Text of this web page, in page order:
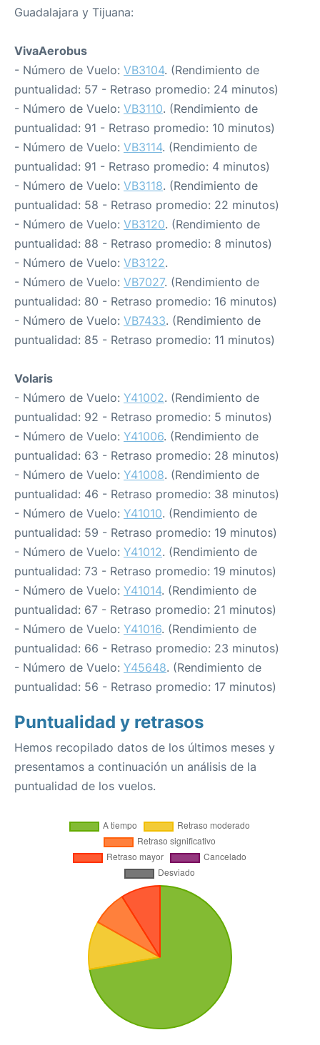
Guadalajara y Tijuana:
VivaAerobus
- Número de Vuelo: VB3104. (Rendimiento de
puntualidad: 57 - Retraso promedio: 24 minutos)
- Número de Vuelo: VB3110. (Rendimiento de
puntualidad: 91 - Retraso promedio: 10 minutos)
- Número de Vuelo: VB3114. (Rendimiento de
puntualidad: 91 - Retraso promedio: 4 minutos)
- Número de Vuelo: VB3118. (Rendimiento de
puntualidad: 58 - Retraso promedio: 22 minutos)
- Número de Vuelo: VB3120. (Rendimiento de
puntualidad: 88 - Retraso promedio: 8 minutos)
- Número de Vuelo: VB3122.
- Número de Vuelo: VB7027. (Rendimiento de
puntualidad: 80 - Retraso promedio: 16 minutos)
- Número de Vuelo: VB7433. (Rendimiento de
puntualidad: 85 - Retraso promedio: 11 minutos)
Volaris
- Número de Vuelo: Y41002. (Rendimiento de
puntualidad: 92 - Retraso promedio: 5 minutos)
- Número de Vuelo: Y41006. (Rendimiento de
puntualidad: 63 - Retraso promedio: 28 minutos)
- Número de Vuelo: Y41008. (Rendimiento de
puntualidad: 46 - Retraso promedio: 38 minutos)
- Número de Vuelo: Y41010. (Rendimiento de
puntualidad: 59 - Retraso promedio: 19 minutos)
- Número de Vuelo: Y41012. (Rendimiento de
puntualidad: 73 - Retraso promedio: 19 minutos)
- Número de Vuelo: Y41014. (Rendimiento de
puntualidad: 67 - Retraso promedio: 21 minutos)
- Número de Vuelo: Y41016. (Rendimiento de
puntualidad: 66 - Retraso promedio: 23 minutos)
- Número de Vuelo: Y45648. (Rendimiento de
puntualidad: 56 - Retraso promedio: 17 minutos)
Puntualidad y retrasos
Hemos recopilado datos de los últimos meses y
presentamos a continuación un análisis de la
puntualidad de los vuelos.